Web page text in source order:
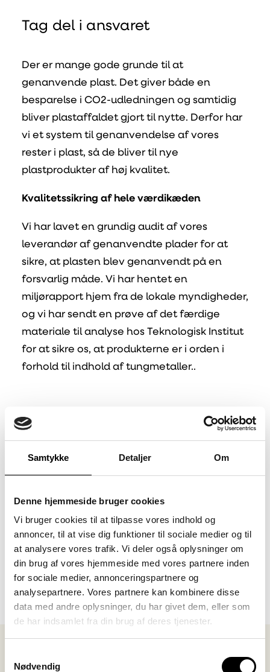
Samtykke Detaljer Om
Denne hjemmeside bruger cookies
Vi bruger cookies til at tilpasse vores indhold og
annoncer, til at vise dig funktioner til sociale medier og til
at analysere vores trafik. Vi deler også oplysninger om
din brug af vores hjemmeside med vores partnere inden
for sociale medier, annonceringspartnere og
analysepartnere. Vores partnere kan kombinere disse
data med andre oplysninger, du har givet dem, eller som
de har indsamlet fra din brug af deres tjenester.
Nødvendig
Tag del i ansvaret
Der er mange gode grunde til at
genanvende plast. Det giver både en
besparelse i CO2-udledningen og samtidig
bliver plastaffaldet gjort til nytte. Derfor har
vi et system til genanvendelse af vores
rester i plast, så de bliver til nye
plastprodukter af høj kvalitet.
Kvalitetssikring af hele værdikæden
Vi har lavet en grundig audit af vores
leverandør af genanvendte plader for at
sikre, at plasten blev genanvendt på en
forsvarlig måde. Vi har hentet en
miljørapport hjem fra de lokale myndigheder,
og vi har sendt en prøve af det færdige
materiale til analyse hos Teknologisk Institut
for at sikre os, at produkterne er i orden i
forhold til indhold af tungmetaller..